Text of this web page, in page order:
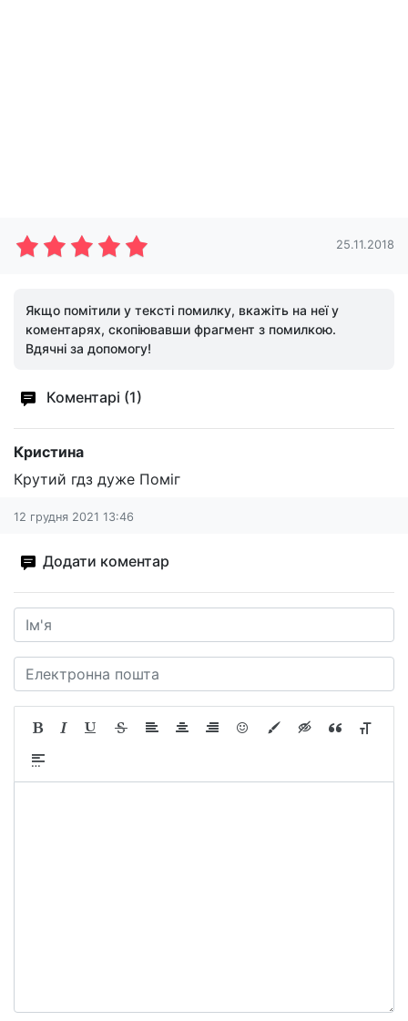
25.11.2018
Якщо помітили у тексті помилку, вкажіть на неї у
коментарях, скопіювавши фрагмент з помилкою.
Вдячні за допомогу!
Коментарі (1)
Кристина
Крутий гдз дуже Поміг
12 грудня 2021 13:46
Додати коментар